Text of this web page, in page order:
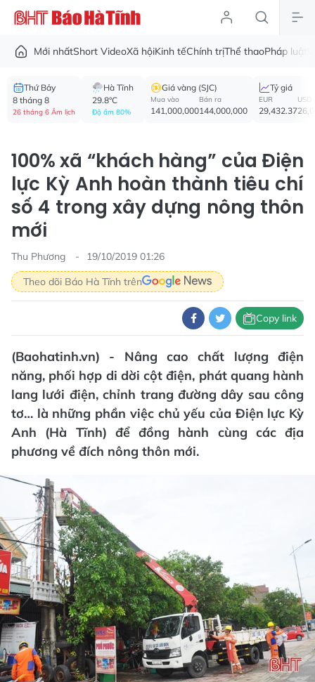
Mới nhấtShort VideoXã hộiKinh tếChính trịThể thaoPháp luật
Thứ Bảy
8 tháng 8
26 tháng 6 Âm lịch
Hà Tĩnh
29.8°C
Độ ẩm 80%
Giá vàng (SJC)
Mua vào
141,000,000
Bán ra
144,000,000
Tỷ giá
EUR
29,432.37
USD
100% xã “khách hàng” của Điện
lực Kỳ Anh hoàn thành tiêu chí
số 4 trong xây dựng nông thôn
mới
Thu Phương
19/10/2019 01:26
Theo dõi Báo Hà Tĩnh trên
Copy link
(Baohatinh.vn) - Nâng cao chất lượng điện
năng, phối hợp di dời cột điện, phát quang hành
lang lưới điện, chỉnh trang đường dây sau công
tơ… là những phần việc chủ yếu của Điện lực Kỳ
Anh (Hà Tĩnh) để đồng hành cùng các địa
phương về đích nông thôn mới.